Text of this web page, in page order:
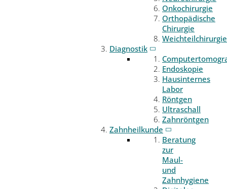
Onkochirurgie
Orthopädische
Chirurgie
Weichteilchirurgie
Diagnostik
Endoskopie
Hausinternes
Labor
Röntgen
Ultraschall
Zahnröntgen
Zahnheilkunde
Beratung
zur
Maul-
und
Zahnhygiene